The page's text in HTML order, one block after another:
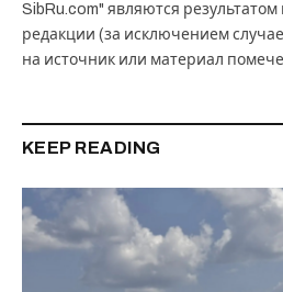
SibRu.com" являются
редакции (за исключением
на источник или материал
KEEP READING